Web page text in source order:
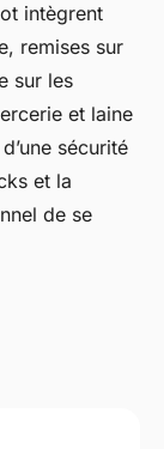
intègrent
remises sur
sur les
et laine
sécurité
et la
de se